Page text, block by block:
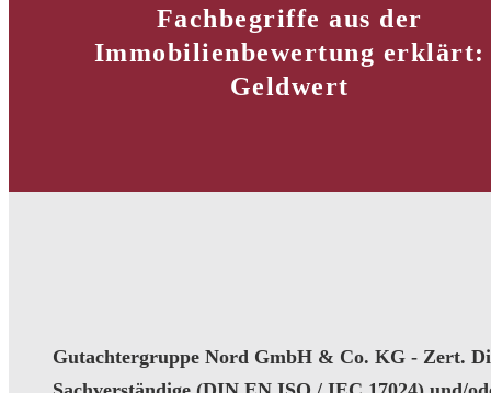
Fachbegriffe aus der
Immobilienbewertung erklärt:
Geldwert
Gutachtergruppe Nord GmbH & Co. KG - Zert.